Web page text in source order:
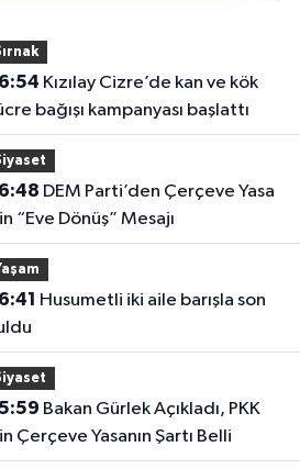
bağışı kampanyası başlattı
“Eve Dönüş” Mesajı
Çerçeve Yasanın Şartı Belli